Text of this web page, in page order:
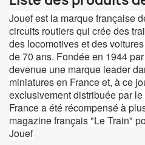
Jouef est la marque française
circuits routiers qui crée des
des locomotives et des
de 70 ans. Fondée en 1944
devenue une marque leader
miniatures en France et, à ce
exclusivement distribuée par
France a été récompensé à
magazine français "Le Train"
Jouef